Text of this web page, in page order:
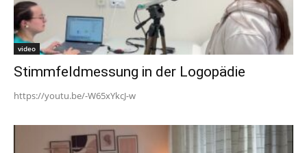
video
Stimmfeldmessung in der Logopädie
https://youtu.be/-W65xYkcJ-w